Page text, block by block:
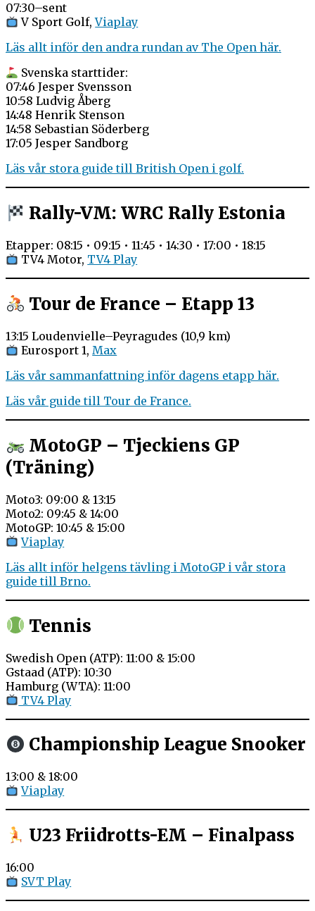
07:30–sent
V Sport Golf,Viaplay
Läs allt inför den andra rundan av The Open här.
Svenska starttider:
07:46 Jesper Svensson
10:58 Ludvig Åberg
14:48 Henrik Stenson
14:58 Sebastian Söderberg
17:05 Jesper Sandborg
Läs vår stora guide till British Open i golf.
Rally-VM: WRC Rally Estonia
Etapper: 08:15 • 09:15 • 11:45 • 14:30 • 17:00 • 18:15
TV4 Motor, TV4 Play
Tour de France – Etapp 13
13:15 Loudenvielle–Peyragudes (10,9 km)
Eurosport 1, Max
Läs vår sammanfattning inför dagens etapp här.
Läs vår guide till Tour de France.
MotoGP – Tjeckiens GP
(Träning)
Moto3: 09:00 & 13:15
Moto2: 09:45 & 14:00
MotoGP: 10:45 & 15:00
Viaplay
Läs allt inför helgens tävling i MotoGP i vår stora
guide till Brno.
Tennis
Swedish Open (ATP): 11:00 & 15:00
Gstaad (ATP): 10:30
Hamburg (WTA): 11:00
TV4 Play
Championship League Snooker
13:00 & 18:00
Viaplay
U23 Friidrotts-EM – Finalpass
16:00
SVT Play